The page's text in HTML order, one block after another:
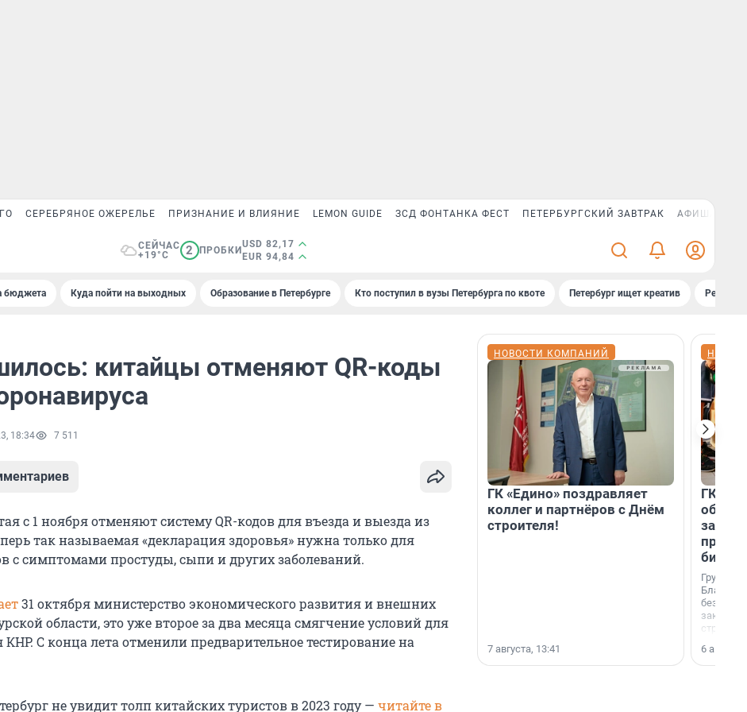
СЕРЕБРЯНОЕ ОЖЕРЕЛЬЕ ПРИЗНАНИЕ И ВЛИЯНИЕ LEMON GUIDE ЗСД ФОНТАНКА ФЕСТ ПЕТЕРБУРГСКИЙ ЗАВТРАК АФИША PLUS
СЕЙЧАС
+19°C
2 ПРОБКИ
USD 82,17
EUR 94,84
бюджета Куда пойти на выходных Образование в Петербурге Кто поступил в вузы Петербурга по квоте Петербург ищет креатив
китайцы отменяют QR-коды
18:34 7 511
с 1 ноября отменяют систему QR-кодов для въезда и выезда из
так называемая «декларация здоровья» нужна только для
с симптомами простуды, сыпи и других заболеваний.
31 октября министерство экономического развития и внешних
области, это уже второе за два месяца смягчение условий для
С конца лета отменили предварительное тестирование на
не увидит толп китайских туристов в 2023 году — читайте в
НОВОСТИ КОМПАНИЙ
ГК «Едино» поздравляет
коллег и партнёров с Днём
строителя!
7 августа, 13:41
ГК
Группа
6